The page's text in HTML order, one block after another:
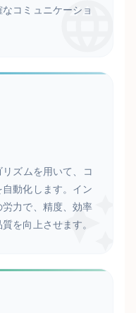
コミュニケーショ
ズムを用いて、コ
動化します。イン
力で、精度、効率
を向上させます。